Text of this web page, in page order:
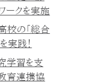
ークを実施
校の「総合
実践！
学習を支
育連携協